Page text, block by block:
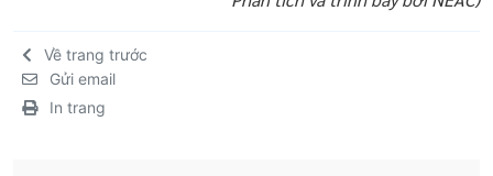
Về trang trước
Gửi email
In trang